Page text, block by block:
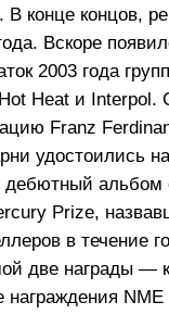
конце концов,
Вскоре
2003 года
Heat и
Franz
удостоились
Prize,
в течение
две награды —